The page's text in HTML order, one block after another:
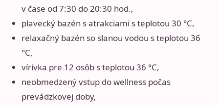
v čase od 7:30 do 20:30 hod.,
plavecký bazén s atrakciami s teplotou 30 °C,
relaxačný bazén so slanou vodou s teplotou 36
°C,
vírivka pre 12 osôb s teplotou 36 °C,
neobmedzený vstup do wellness počas
prevádzkovej doby,